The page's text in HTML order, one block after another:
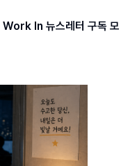
Work In 뉴스레터 구독 모